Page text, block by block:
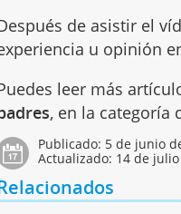
de asistir el
u opinión
leer más
, en la categoría
Publicado: 5 de junio
Actualizado: 14 de